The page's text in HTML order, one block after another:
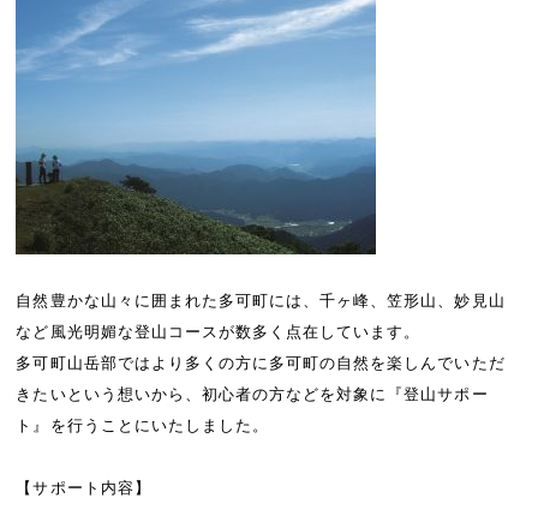
自然豊かな山々に囲まれた多可町には、千ヶ峰、笠形山、妙見山
など風光明媚な登山コースが数多く点在しています。
多可町山岳部ではより多くの方に多可町の自然を楽しんでいただ
きたいという想いから、初心者の方などを対象に『登山サポー
ト』を行うことにいたしました。
【サポート内容】